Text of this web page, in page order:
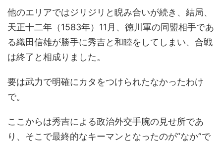
他のエリアではジリジリと睨み合いが続き、結局、
天正十二年（1583年）11月、徳川軍の同盟相手であ
る織田信雄が勝手に秀吉と和睦をしてしまい、合戦
は終了と相成りました。
要は武力で明確にカタをつけられたなかったわけ
で。
ここからは秀吉による政治外交手腕の見せ所であ
り、そこで最終的なキーマンとなったのが“なか”で